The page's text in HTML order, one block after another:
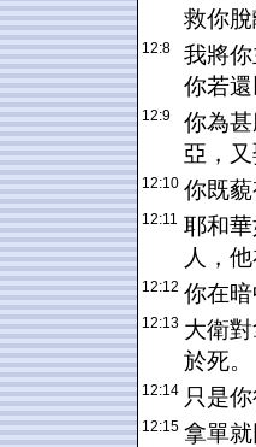
救你脫
12:8
我將
你若
12:9
你為
亞，又
12:10 你既
12:11 耶和
人，
12:12 你在
12:13 大衛
於死。
12:14 只是
12:15 拿單